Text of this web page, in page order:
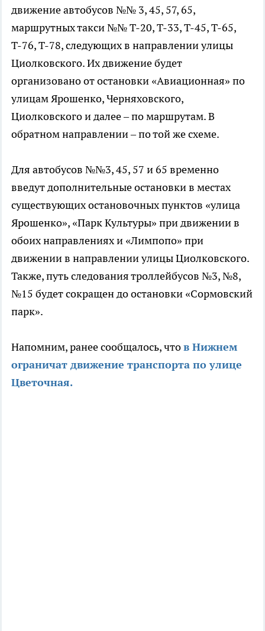
движение автобусов №№ 3, 45, 57, 65,
маршрутных такси №№ Т-20, Т-33, Т-45, Т-65,
Т-76, Т-78, следующих в направлении улицы
Циолковского. Их движение будет
организовано от остановки «Авиационная» по
улицам Ярошенко, Черняховского,
Циолковского и далее – по маршрутам. В
обратном направлении – по той же схеме.
Для автобусов №№3, 45, 57 и 65 временно
введут дополнительные остановки в местах
существующих остановочных пунктов «улица
Ярошенко», «Парк Культуры» при движении в
обоих направлениях и «Лимпопо» при
движении в направлении улицы Циолковского.
Также, путь следования троллейбусов №3, №8,
№15 будет сокращен до остановки «Сормовский
парк».
Напомним, ранее сообщалось, чтов Нижнем
ограничат движение транспорта по улице
Цветочная.